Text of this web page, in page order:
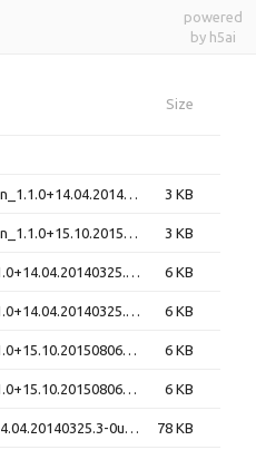
powered
by h5ai
Size
libcolumbus1-common_1.1.0+14.04.20140325.3-0ubuntu1_all.deb 3 KB
libcolumbus1-common_1.1.0+15.10.20150806-0ubuntu4_all.deb 3 KB
libcolumbus1-dev_1.1.0+14.04.20140325.3-0ubuntu1_amd64.deb 6 KB
libcolumbus1-dev_1.1.0+14.04.20140325.3-0ubuntu1_i386.deb 6 KB
libcolumbus1-dev_1.1.0+15.10.20150806-0ubuntu4_amd64.deb 6 KB
libcolumbus1-dev_1.1.0+15.10.20150806-0ubuntu4_i386.deb 6 KB
libcolumbus1_1.1.0+14.04.20140325.3-0ubuntu1_amd64.deb 78 KB